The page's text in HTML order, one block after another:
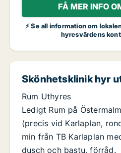
FÅ MER INFO
⚡ Se all information om
hyresvärdens
Skönhetsklinik hyr
Rum Uthyres
Ledigt Rum på
(precis vid Karlaplan,
min från TB Karlaplan
dusch och bastu, förråd.